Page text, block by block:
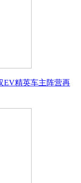
EV精英车主阵营再